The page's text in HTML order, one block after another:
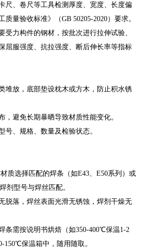
、卷尺等工具检测厚度、宽度、长度偏
量验收标准》（GB 50205-2020）要求。
力构件的钢材，按批次进行拉伸试验、
屈服强度、抗拉强度、断后伸长率等指标
放，底部垫设枕木或方木，防止积水锈
避免长期暴晒导致材质性能变化。
、规格、数量及检验状态。
选择匹配的焊条（如E43、E50系列）或
剂型号与焊丝匹配。
落，焊丝表面光滑无锈蚀，焊剂干燥无
需按说明书烘焙（如350-400℃保温1-2
150℃保温箱中，随用随取。